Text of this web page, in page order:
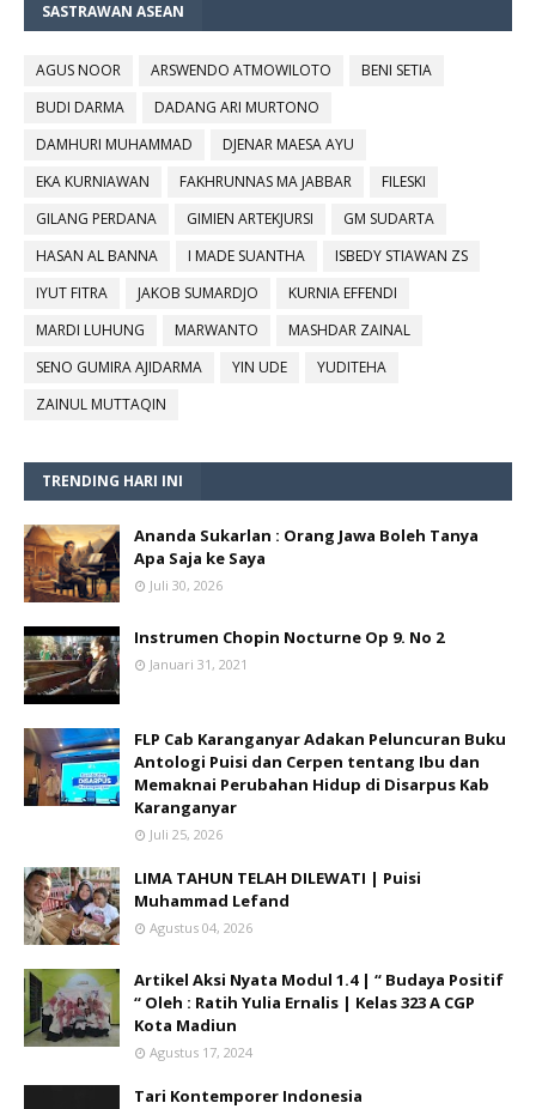
SASTRAWAN ASEAN
AGUS NOOR ARSWENDO ATMOWILOTO
BENI SETIA
BUDI DARMA
DADANG ARI MURTONO
DAMHURI MUHAMMAD
DJENAR MAESA AYU
EKA KURNIAWAN
FAKHRUNNAS MA JABBAR
FILESKI
GILANG PERDANA
GIMIEN ARTEKJURSI
GM SUDARTA
HASAN AL BANNA
I MADE SUANTHA
ISBEDY STIAWAN ZS
IYUT FITRA
JAKOB SUMARDJO
KURNIA EFFENDI
MARDI LUHUNG
MARWANTO
MASHDAR ZAINAL
SENO GUMIRA AJIDARMA
YIN UDE
YUDITEHA
ZAINUL MUTTAQIN
TRENDING HARI INI
Ananda Sukarlan : Orang Jawa Boleh Tanya
Apa Saja ke Saya
Juli 30, 2026
Instrumen Chopin Nocturne Op 9. No 2
Januari 31, 2021
FLP Cab Karanganyar Adakan Peluncuran Buku
Antologi Puisi dan Cerpen tentang Ibu dan
Memaknai Perubahan Hidup di Disarpus Kab
Karanganyar
Juli 25, 2026
LIMA TAHUN TELAH DILEWATI | Puisi
Muhammad Lefand
Agustus 04, 2026
Artikel Aksi Nyata Modul 1.4 | “ Budaya Positif
“ Oleh : Ratih Yulia Ernalis | Kelas 323 A CGP
Kota Madiun
Agustus 17, 2024
Tari Kontemporer Indonesia